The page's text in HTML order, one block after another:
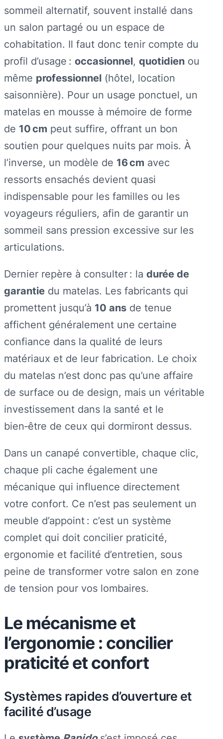
sommeil alternatif, souvent installé dans
un salon partagé ou un espace de
cohabitation. Il faut donc tenir compte du
profil d’usage : occasionnel, quotidien ou
même professionnel (hôtel, location
saisonnière). Pour un usage ponctuel, un
matelas en mousse à mémoire de forme
de 10 cm peut suffire, offrant un bon
soutien pour quelques nuits par mois. À
l’inverse, un modèle de 16 cm avec
ressorts ensachés devient quasi
indispensable pour les familles ou les
voyageurs réguliers, afin de garantir un
sommeil sans pression excessive sur les
articulations.
Dernier repère à consulter : la durée de
garantie du matelas. Les fabricants qui
promettent jusqu’à 10 ans de tenue
affichent généralement une certaine
confiance dans la qualité de leurs
matériaux et de leur fabrication. Le choix
du matelas n’est donc pas qu’une affaire
de surface ou de design, mais un véritable
investissement dans la santé et le
bien‑être de ceux qui dormiront dessus.
Dans un canapé convertible, chaque clic,
chaque pli cache également une
mécanique qui influence directement
votre confort. Ce n’est pas seulement un
meuble d’appoint : c’est un système
complet qui doit concilier praticité,
ergonomie et facilité d’entretien, sous
peine de transformer votre salon en zone
de tension pour vos lombaires.
Le mécanisme et
l’ergonomie : concilier
praticité et confort
Systèmes rapides d’ouverture et
facilité d’usage